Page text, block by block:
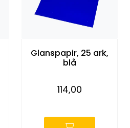
Glanspapir, 25 ark,
blå
114,00